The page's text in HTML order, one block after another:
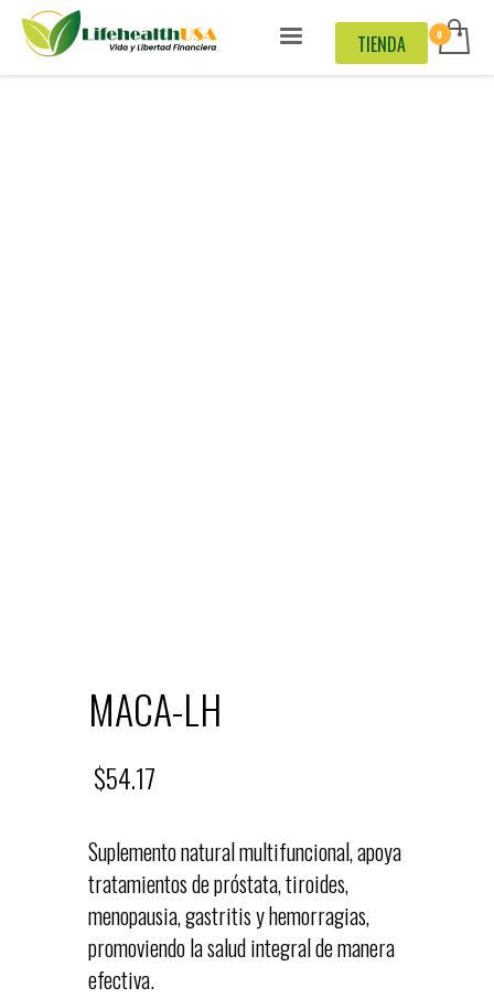
TIENDA
MACA-LH
$54.17
Suplemento natural multifuncional, apoya
tratamientos de próstata, tiroides,
menopausia, gastritis y hemorragias,
promoviendo la salud integral de manera
efectiva.